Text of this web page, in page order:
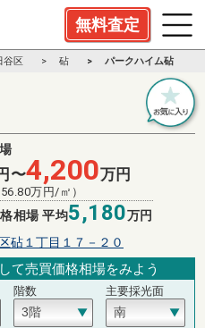
無料査定
谷区 砧 パークハイム砧
〜4,200万円
56.80万円/㎡）
相場 平均5,180万円
砧１丁目１７－２０
て売買価格相場をみよう
階数 主要採光面